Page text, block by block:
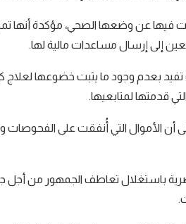
عن وضعها الصحي، مؤكدة أنها
إلى إرسال مساعدات مالية لها.
بعدم وجود ما يثبت خضوعها لعلاج
قدمتها لمتابعيها.
أن الأموال التي أُنفقت على الفحوصات
باستغلال تعاطف الجمهور من أجل